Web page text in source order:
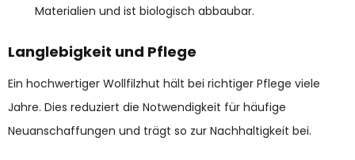
Materialien und ist biologisch abbaubar.
Langlebigkeit und Pflege
Ein hochwertiger Wollfilzhut hält bei richtiger Pflege viele
Jahre. Dies reduziert die Notwendigkeit für häufige
Neuanschaffungen und trägt so zur Nachhaltigkeit bei.